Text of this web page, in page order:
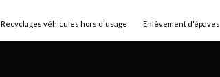
Recyclages véhicules hors d'usage Enlèvement d'épaves